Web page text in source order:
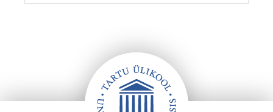
muutuste tuules, tuleb ühenduses seda ...